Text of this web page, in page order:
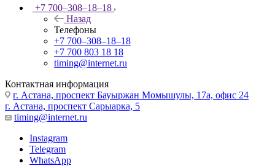
+7 700‒308‒18‒18
Назад
Телефоны
+7 700‒308‒18‒18
+7 700 803 18 18
timing@internet.ru
Контактная информация
г. Астана, проспект Бауыржан Момышулы, 17а, офис 24
г. Астана, проспект Сарыарка, 5
timing@internet.ru
Instagram
Telegram
WhatsApp